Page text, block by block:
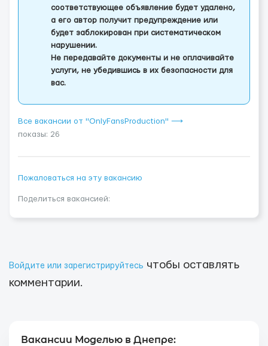
соответствующее объявление будет удалено,
а его автор получит предупреждение или
будет заблокирован при систематическом
нарушении.
Не передавайте документы и не оплачивайте
услуги, не убедившись в их безопасности для
вас.
Все вакансии от "OnlyFansProduction" ⟶
показы: 26
Пожаловаться на эту вакансию
Поделиться вакансией:
Войдите или зарегистрируйтесь чтобы оставлять
комментарии.
Вакансии Моделью в Днепре: